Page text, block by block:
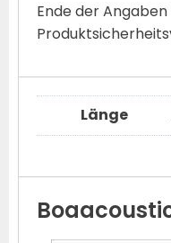
Ende der Angaben
Länge